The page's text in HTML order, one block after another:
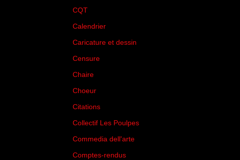
CQT
Calendrier
Caricature et dessin
Censure
Chaire
Choeur
Citations
Collectif Les Poulpes
Commedia dell'arte
Comptes-rendus